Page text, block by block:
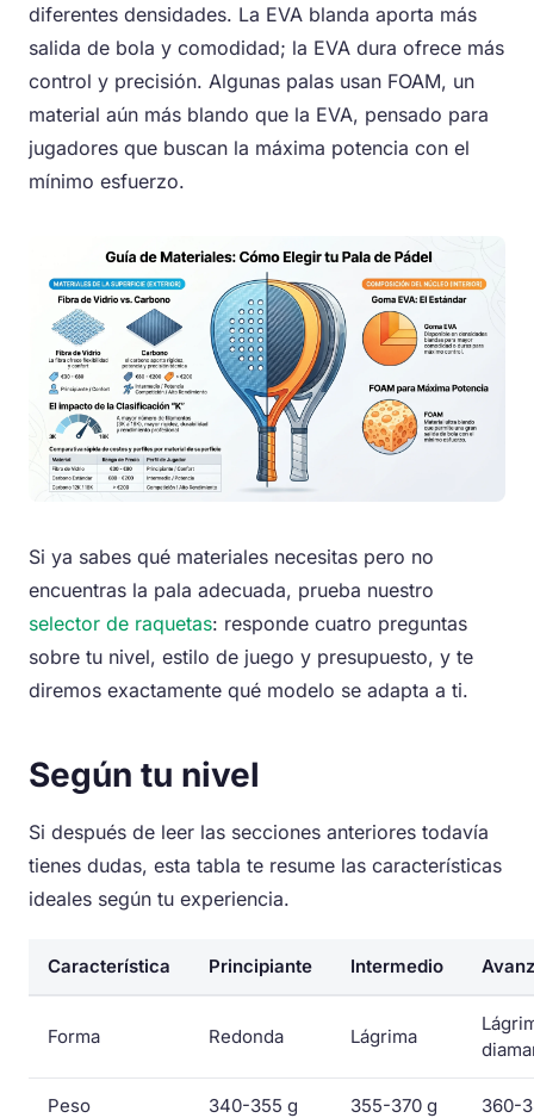
diferentes densidades. La EVA blanda aporta más
salida de bola y comodidad; la EVA dura ofrece más
control y precisión. Algunas palas usan FOAM, un
material aún más blando que la EVA, pensado para
jugadores que buscan la máxima potencia con el
mínimo esfuerzo.
Si ya sabes qué materiales necesitas pero no
encuentras la pala adecuada, prueba nuestro
selector de raquetas: responde cuatro preguntas
sobre tu nivel, estilo de juego y presupuesto, y te
diremos exactamente qué modelo se adapta a ti.
Según tu nivel
Si después de leer las secciones anteriores todavía
tienes dudas, esta tabla te resume las características
ideales según tu experiencia.
Característica Principiante Intermedio
Forma Redonda Lágrima
Peso 340-355 g 355-370 g 360-